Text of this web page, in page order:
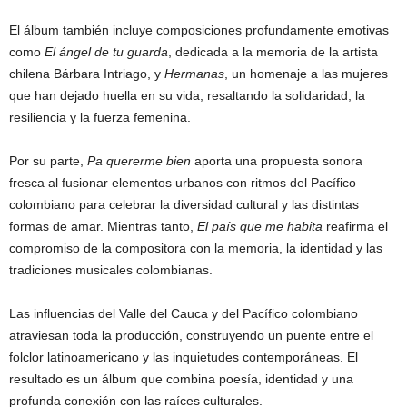
El álbum también incluye composiciones profundamente emotivas
como El ángel de tu guarda, dedicada a la memoria de la artista
chilena Bárbara Intriago, y Hermanas, un homenaje a las mujeres
que han dejado huella en su vida, resaltando la solidaridad, la
resiliencia y la fuerza femenina.
Por su parte, Pa quererme bien aporta una propuesta sonora
fresca al fusionar elementos urbanos con ritmos del Pacífico
colombiano para celebrar la diversidad cultural y las distintas
formas de amar. Mientras tanto, El país que me habita reafirma el
compromiso de la compositora con la memoria, la identidad y las
tradiciones musicales colombianas.
Las influencias del Valle del Cauca y del Pacífico colombiano
atraviesan toda la producción, construyendo un puente entre el
folclor latinoamericano y las inquietudes contemporáneas. El
resultado es un álbum que combina poesía, identidad y una
profunda conexión con las raíces culturales.